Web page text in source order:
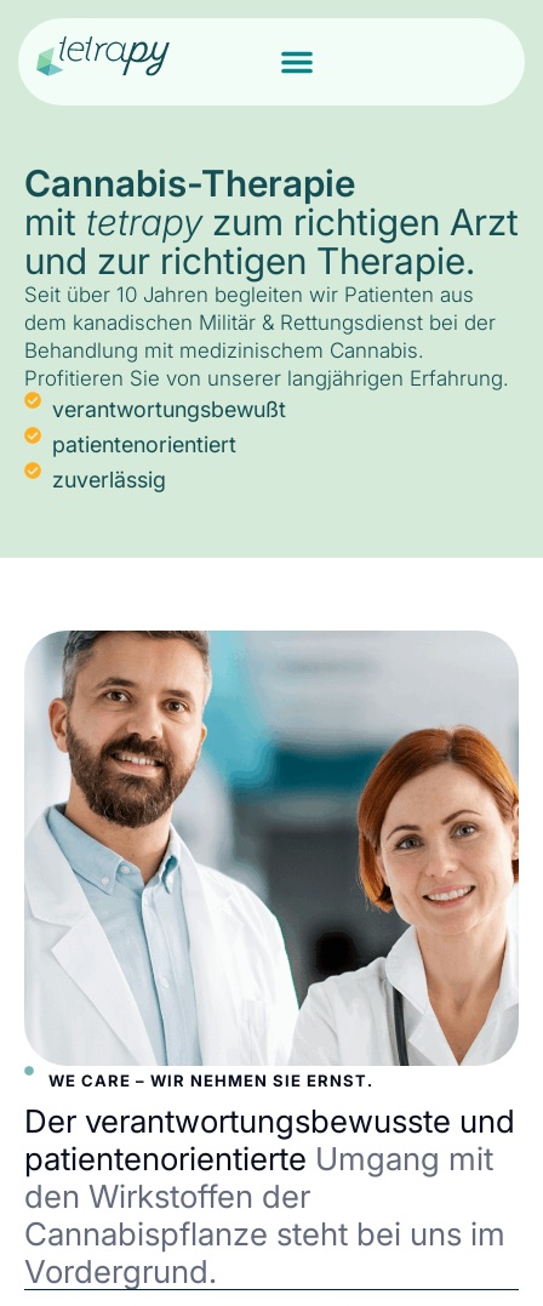
Cannabis-Therapie
mit tetrapyzum richtigen Arzt
und zur richtigen Therapie.
Seit über 10 Jahren begleiten wir Patienten aus
dem kanadischen Militär & Rettungsdienst bei der
Behandlung mit medizinischem Cannabis.
Profitieren Sie von unserer langjährigen Erfahrung.
verantwortungsbewußt
patientenorientiert
zuverlässig
WE CARE – WIR NEHMEN SIE ERNST.
Der verantwortungsbewusste und
patientenorientierte Umgang mit
den Wirkstoffen der
Cannabispflanze steht bei uns im
Vordergrund.